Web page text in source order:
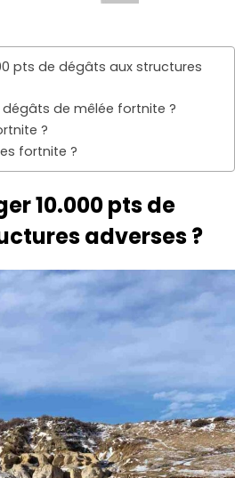
pts de dégâts aux structures
de mêlée fortnite ?
?
fortnite ?
10.000 pts de
adverses ?